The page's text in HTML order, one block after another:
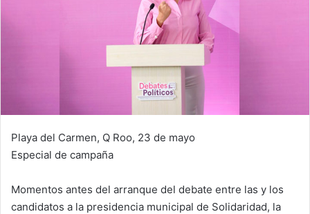
Playa del Carmen, Q Roo, 23 de mayo
Especial de campaña
Momentos antes del arranque del debate entre las y los
candidatos a la presidencia municipal de Solidaridad, la